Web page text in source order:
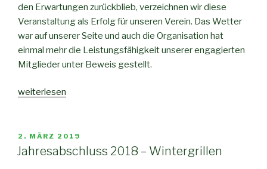
den Erwartungen zurückblieb, verzeichnen wir diese
Veranstaltung als Erfolg für unseren Verein. Das Wetter
war auf unserer Seite und auch die Organisation hat
einmal mehr die Leistungsfähigkeit unserer engagierten
Mitglieder unter Beweis gestellt.
weiterlesen
2. MÄRZ 2019
Jahresabschluss 2018 – Wintergrillen